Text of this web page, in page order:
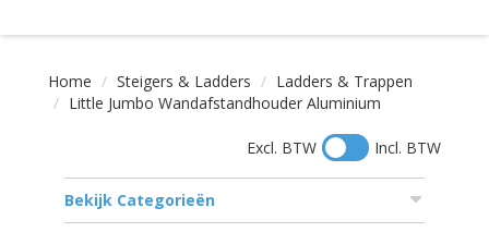
Home Steigers & Ladders
Ladders & Trappen
Little Jumbo Wandafstandhouder Aluminium
Excl. BTW Incl. BTW
Bekijk Categorieën